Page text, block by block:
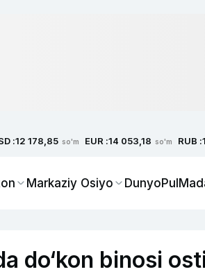
:12 178,85 so'm EUR :14 053,18 so'm RUB :
Markaziy Osiyo DunyoPul
do‘kon binosi